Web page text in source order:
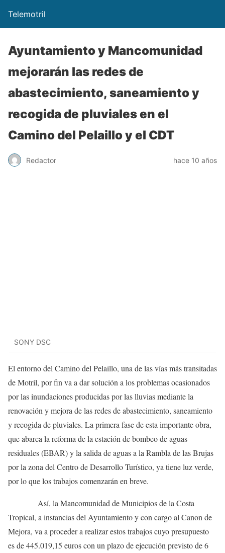
Telemotril
Ayuntamiento y Mancomunidad
mejorarán las redes de
abastecimiento, saneamiento y
recogida de pluviales en el
Camino del Pelaillo y el CDT
Redactor hace 10 años
SONY DSC
El entorno del Camino del Pelaillo, una de las vías más transitadas
de Motril, por fin va a dar solución a los problemas ocasionados
por las inundaciones producidas por las lluvias mediante la
renovación y mejora de las redes de abastecimiento, saneamiento
y recogida de pluviales. La primera fase de esta importante obra,
que abarca la reforma de la estación de bombeo de aguas
residuales (EBAR) y la salida de aguas a la Rambla de las Brujas
por la zona del Centro de Desarrollo Turístico, ya tiene luz verde,
por lo que los trabajos comenzarán en breve.
Así, la Mancomunidad de Municipios de la Costa
Tropical, a instancias del Ayuntamiento y con cargo al Canon de
Mejora, va a proceder a realizar estos trabajos cuyo presupuesto
es de 445.019,15 euros con un plazo de ejecución previsto de 6